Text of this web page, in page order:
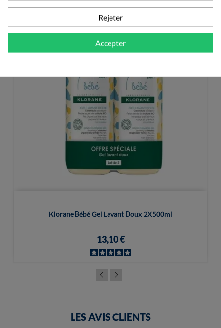
Klorane Bébé Gel Lavant Doux 2X500ml
13,10 €
LES AVIS CLIENTS
Rejeter
Accepter